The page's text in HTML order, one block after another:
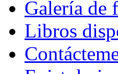
Galería de
Libros